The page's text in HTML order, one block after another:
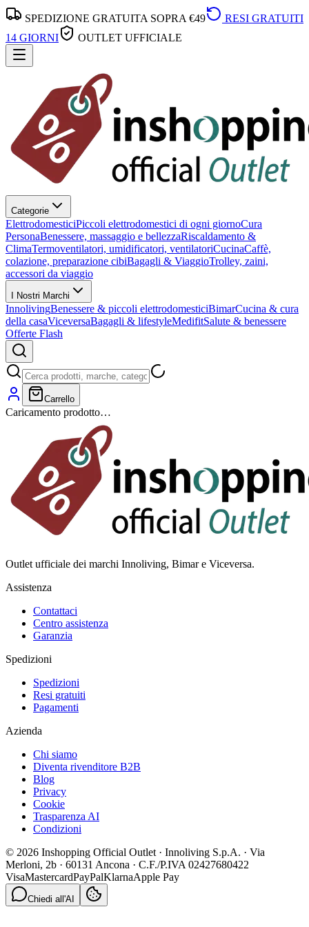
SPEDIZIONE GRATUITA SOPRA €49
RESI GRATUITI
14 GIORNI
OUTLET UFFICIALE
Categorie
ElettrodomesticiPiccoli elettrodomestici di ogni giornoCura
PersonaBenessere, massaggio e bellezzaRiscaldamento &
ClimaTermoventilatori, umidificatori, ventilatoriCucinaCaffè,
colazione, preparazione cibiBagagli & ViaggioTrolley, zaini,
accessori da viaggio
I Nostri Marchi
InnolivingBenessere & piccoli elettrodomesticiBimarCucina & cura
della casaViceversaBagagli & lifestyleMedifitSalute & benessere
Offerte Flash
Carrello
Caricamento prodotto…
Outlet ufficiale dei marchi Innoliving, Bimar e Viceversa.
Assistenza
Contattaci
Centro assistenza
Garanzia
Spedizioni
Spedizioni
Resi gratuiti
Pagamenti
Azienda
Chi siamo
Diventa rivenditore B2B
Blog
Privacy
Cookie
Trasparenza AI
Condizioni
© 2026 Inshopping Official Outlet · Innoliving S.p.A. · Via
Merloni, 2b · 60131 Ancona · C.F./P.IVA 02427680422
VisaMastercardPayPalKlarnaApple Pay
Chiedi all'AI